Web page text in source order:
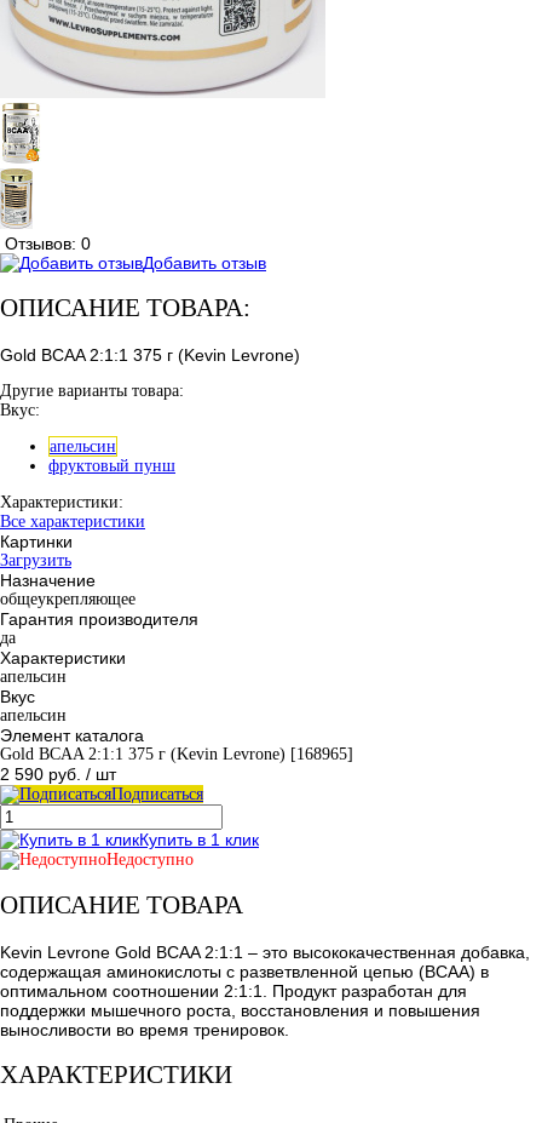
Отзывов: 0
Добавить отзыв
ОПИСАНИЕ ТОВАРА:
Gold BCAA 2:1:1 375 г (Kevin Levrone)
Другие варианты товара:
Вкус:
апельсин
фруктовый пунш
Характеристики:
Все характеристики
Картинки
Загрузить
Назначение
общеукрепляющее
Гарантия производителя
да
Характеристики
апельсин
Вкус
апельсин
Элемент каталога
Gold BCAA 2:1:1 375 г (Kevin Levrone) [168965]
2 590 руб. / шт
Подписаться
Купить в 1 клик
Недоступно
ОПИСАНИЕ ТОВАРА
Kevin Levrone Gold BCAA 2:1:1 – это высококачественная добавка,
содержащая аминокислоты с разветвленной цепью (BCAA) в
оптимальном соотношении 2:1:1. Продукт разработан для
поддержки мышечного роста, восстановления и повышения
выносливости во время тренировок.
ХАРАКТЕРИСТИКИ